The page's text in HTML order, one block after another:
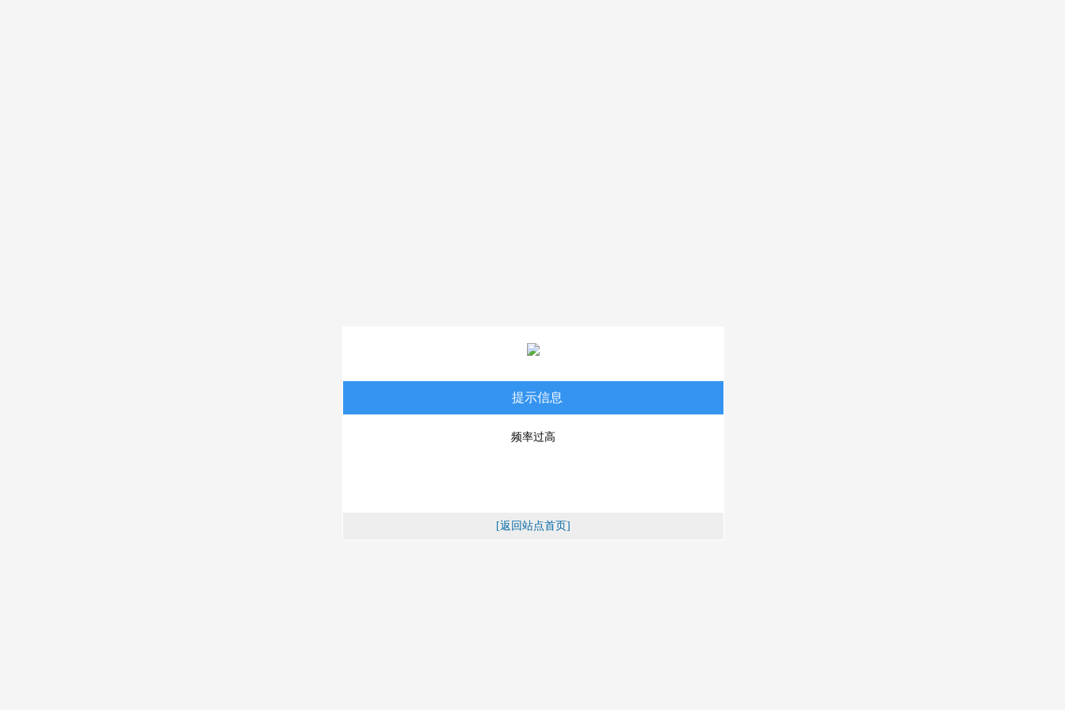
提示信息
频率过高
[返回站点首页]